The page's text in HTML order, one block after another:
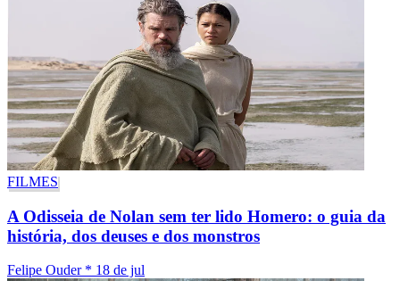
FILMES
A Odisseia de Nolan sem ter lido Homero: o guia da
história, dos deuses e dos monstros
Felipe Ouder * 18 de jul